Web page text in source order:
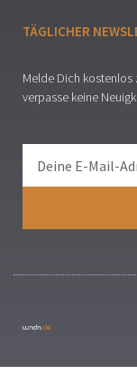
TÄGLICHER
Melde Dich
verpasse keine